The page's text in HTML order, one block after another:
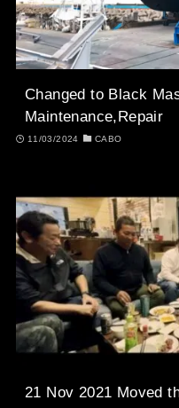
Changed to Black
Maintenance,Repair
11/03/2024 CABO
21 Nov 2021 Moved